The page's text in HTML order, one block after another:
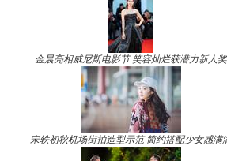
金晨亮相威尼斯电影节 笑容灿烂获潜力新人奖
宋轶初秋机场街拍造型示范 简约搭配少女感满